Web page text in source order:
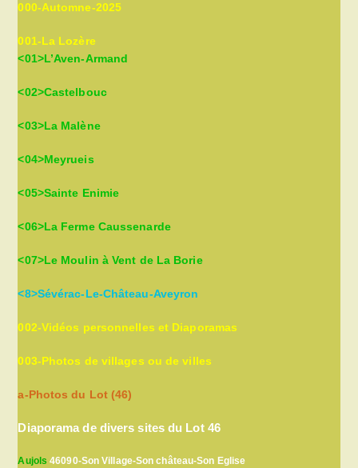
000-Automne-2025
001-La Lozère
<01>L’Aven-Armand
<02>Castelbouc
<03>La Malène
<04>Meyrueis
<05>Sainte Enimie
<06>La Ferme Caussenarde
<07>Le Moulin à Vent de La Borie
<8>Sévérac-Le-Château-Aveyron
002-Vidéos personnelles et Diaporamas
003-Photos de villages ou de villes
a-Photos du Lot (46)
Diaporama de divers sites du Lot 46
Aujols 46090-Son Village-Son château-Son Eglise